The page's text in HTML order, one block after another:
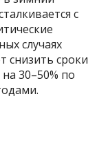
с
случаях
снизить сроки
30–50% по